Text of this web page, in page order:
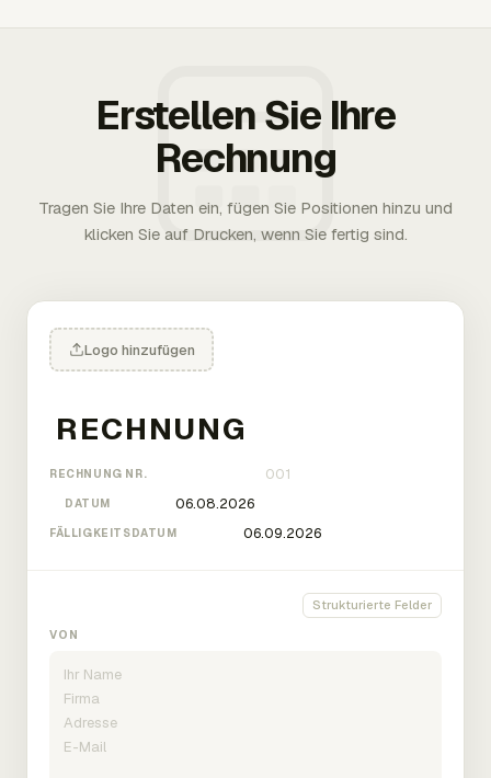
Erstellen Sie Ihre
Rechnung
Tragen Sie Ihre Daten ein, fügen Sie Positionen hinzu und
klicken Sie auf Drucken, wenn Sie fertig sind.
Logo hinzufügen
RECHNUNG NR.
DATUM
FÄLLIGKEITSDATUM
Strukturierte Felder
VON